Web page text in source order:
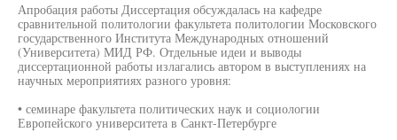
Апробация работы Диссертация обсуждалась на кафедре
сравнительной политологии факультета политологии Московского
государственного Института Международных отношений
(Университета) МИД РФ. Отдельные идеи и выводы
диссертационной работы излагались автором в выступлениях на
научных мероприятиях разного уровня:
• семинаре факультета политических наук и социологии
Европейского университета в Санкт-Петербурге